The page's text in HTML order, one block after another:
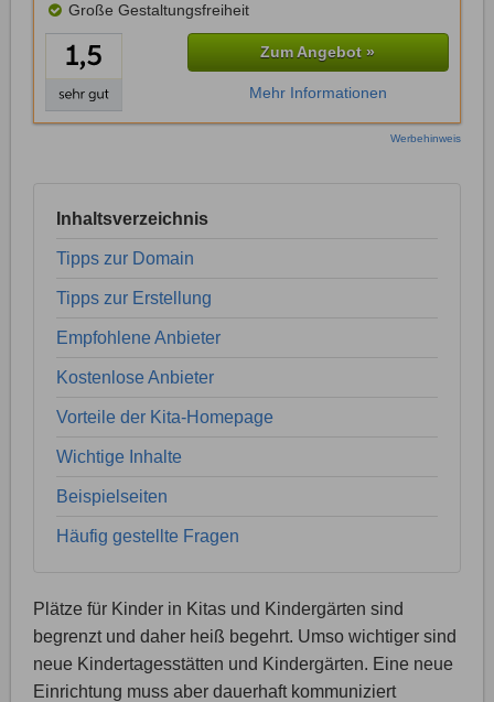
Große Gestaltungsfreiheit
Zum Angebot »
Mehr Informationen
Werbehinweis
Inhaltsverzeichnis
Tipps zur Domain
Tipps zur Erstellung
Empfohlene Anbieter
Kostenlose Anbieter
Vorteile der Kita-Homepage
Wichtige Inhalte
Beispielseiten
Häufig gestellte Fragen
Plätze für Kinder in Kitas und Kindergärten sind
begrenzt und daher heiß begehrt. Umso wichtiger sind
neue Kindertagesstätten und Kindergärten. Eine neue
Einrichtung muss aber dauerhaft kommuniziert